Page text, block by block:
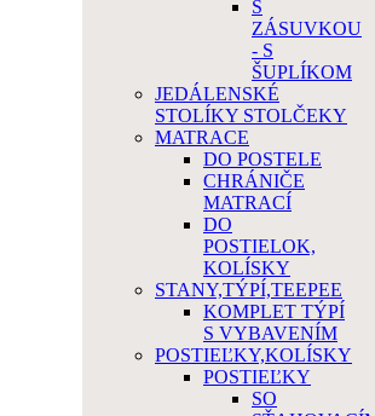
S
ZÁSUVKOU
- S
ŠUPLÍKOM
JEDÁLENSKÉ
STOLÍKY STOLČEKY
MATRACE
DO POSTELE
CHRÁNIČE
MATRACÍ
DO
POSTIELOK,
KOLÍSKY
STANY,TÝPÍ,TEEPEE
KOMPLET TÝPÍ
S VYBAVENÍM
POSTIEĽKY,KOLÍSKY
POSTIEĽKY
SO